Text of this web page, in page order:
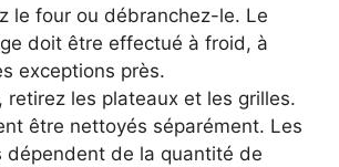
le four ou débranchez-le. Le
doit être effectué à froid, à
exceptions près.
retirez les plateaux et les grilles.
être nettoyés séparément. Les
dépendent de la quantité de